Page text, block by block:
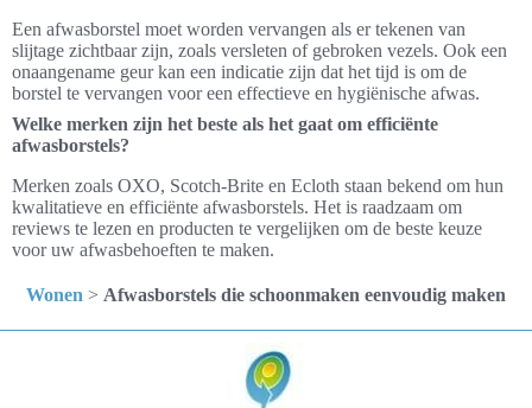
Een afwasborstel moet worden vervangen als er tekenen van
slijtage zichtbaar zijn, zoals versleten of gebroken vezels. Ook een
onaangename geur kan een indicatie zijn dat het tijd is om de
borstel te vervangen voor een effectieve en hygiënische afwas.
Welke merken zijn het beste als het gaat om efficiënte
afwasborstels?
Merken zoals OXO, Scotch-Brite en Ecloth staan bekend om hun
kwalitatieve en efficiënte afwasborstels. Het is raadzaam om
reviews te lezen en producten te vergelijken om de beste keuze
voor uw afwasbehoeften te maken.
Wonen > Afwasborstels die schoonmaken eenvoudig maken